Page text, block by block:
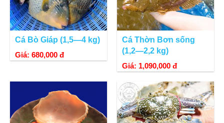
Cá Bò Giáp (1,5—4 kg)
Giá: 680,000 đ
Cá Thờn Bơn sống
(1,2—2,2 kg)
Giá: 1,090,000 đ